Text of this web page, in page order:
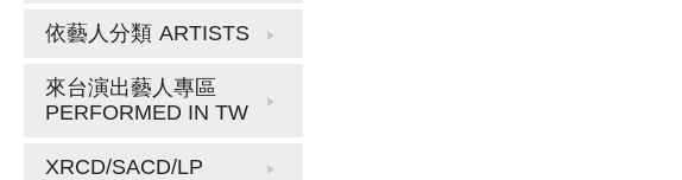
依藝人分類 ARTISTS
來台演出藝人專區
PERFORMED IN TW
XRCD/SACD/LP